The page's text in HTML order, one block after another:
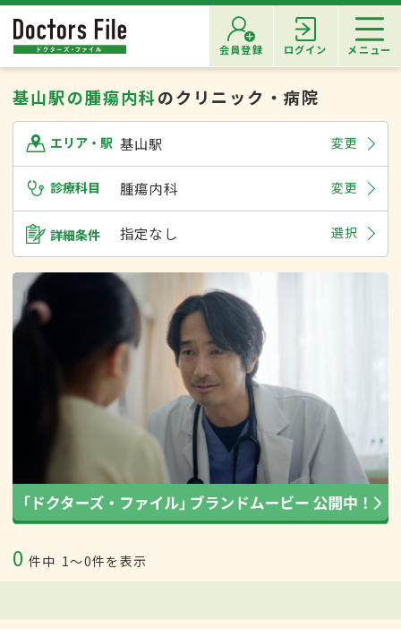
会員登録 ログイン メニュー
基山駅の腫瘍内科のクリニック・病院
エリア・駅 基山駅 変更
診療科目 腫瘍内科 変更
詳細条件 指定なし 選択
0 件中 1〜0件を表示